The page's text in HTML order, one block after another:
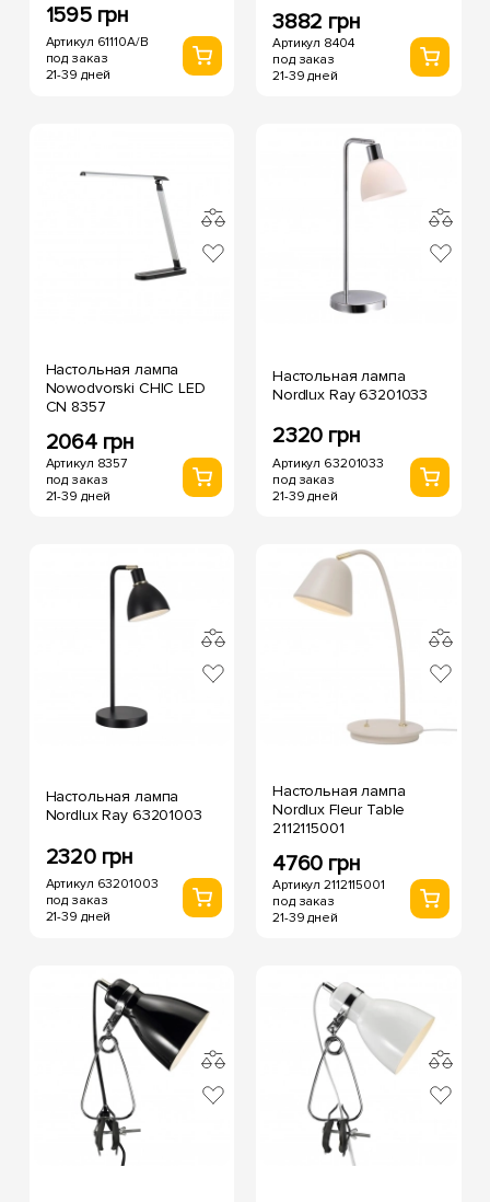
1595 грн
Артикул 61110A/B
под заказ
21-39 дней
3882 грн
Артикул 8404
под заказ
21-39 дней
Настольная лампа
Nowodvorski CHIC LED
CN 8357
2064 грн
Артикул 8357
под заказ
21-39 дней
Настольная лампа
Nordlux Ray 63201033
2320 грн
Артикул 63201033
под заказ
21-39 дней
Настольная лампа
Nordlux Ray 63201003
2320 грн
Артикул 63201003
под заказ
21-39 дней
Настольная лампа
Nordlux Fleur Table
2112115001
4760 грн
Артикул 2112115001
под заказ
21-39 дней